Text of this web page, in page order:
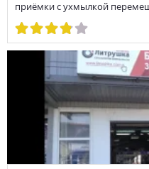
приёмки с ухмылкой